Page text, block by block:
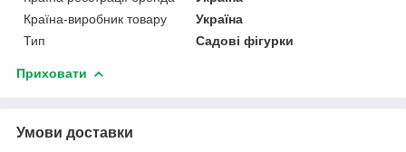
Країна-виробник товару
Україна
Тип
Садові фігурки
Приховати
Умови доставки